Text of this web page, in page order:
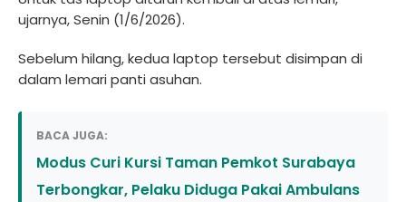
ujarnya, Senin (1/6/2026).
Sebelum hilang, kedua laptop tersebut disimpan di
dalam lemari panti asuhan.
BACA JUGA:
Modus Curi Kursi Taman Pemkot Surabaya
Terbongkar, Pelaku Diduga Pakai Ambulans